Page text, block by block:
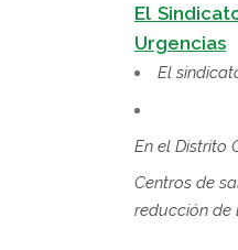
El
Urgencias
El
En el Distrito
Centros de
reducción de